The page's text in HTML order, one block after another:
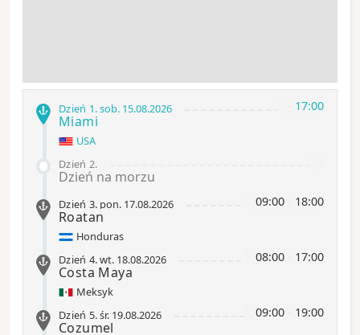
17:00
Dzień 1.sob. 15.08.2026
Miami
USA
Dzień 2.
Dzień na morzu
09:00 18:00
Dzień 3. pon. 17.08.2026
Roatan
Honduras
08:00 17:00
Dzień 4.wt. 18.08.2026
Costa Maya
Meksyk
09:00 19:00
Dzień 5.śr. 19.08.2026
Cozumel